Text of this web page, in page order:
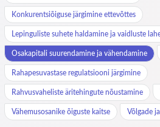
Konkurentsiõiguse järgimine ettevõttes
Lepinguliste suhete haldamine ja vaidluste
Osakapitali suurendamine ja vähendamine
Rahapesuvastase regulatsiooni järgimine
Rahvusvaheliste äritehingute nõustamine
Vähemusosanike õiguste kaitse Võlgade